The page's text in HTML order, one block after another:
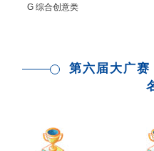
G 综合创意类
第六届大广